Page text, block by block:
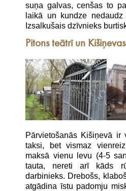
suņa galvas, cenšas to
laikā un kundze
Izsalkušais dzīvnieks
Pitons teātrī un
Pārvietošanās Kišiņevā
taksi, bet vismaz
maksā vienu levu (4-5
tauta, nereti arī kāds
darbinieks. Drebošs,
atgādina īstu padomju